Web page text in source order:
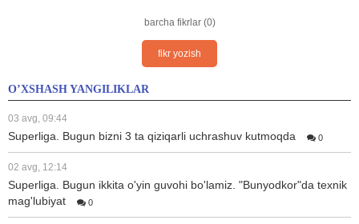
barcha fikrlar (0)
fikr yozish
O’XSHASH YANGILIKLAR
03 avg, 09:44
Superliga. Bugun bizni 3 ta qiziqarli uchrashuv kutmoqda 0
02 avg, 12:14
Superliga. Bugun ikkita o'yin guvohi bo'lamiz. "Bunyodkor"da texnik
mag'lubiyat
0